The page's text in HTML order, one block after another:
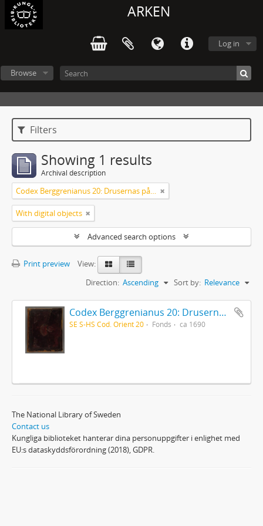
ARKEN
Log in
Browse
Filters
Showing 1 results
Archival description
Codex Berggrenianus 20: Drusernas på Libanon heliga bok
With digital objects
Advanced search options
Print preview
View:
Sort by: Relevance
Direction: Ascending
Codex Berggrenianus 20: Drusernas på Libanon heliga bok
SE S-HS Cod. Orient 20 Fonds ca 1690
The National Library of Sweden
Contact us
Kungliga biblioteket hanterar dina personuppgifter i enlighet med
EU:s dataskyddsförordning (2018), GDPR.